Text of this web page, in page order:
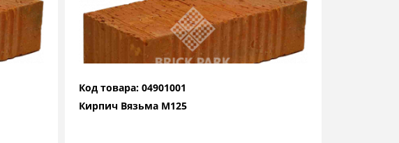
Код товара: 04901001
Кирпич Вязьма М125